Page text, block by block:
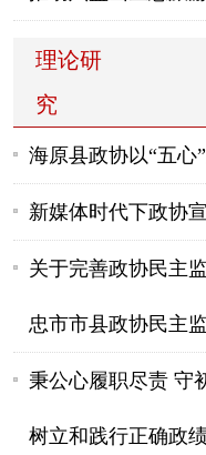
理论研
究
海原县政协以“五心
新媒体时代下政协
关于完善政协民主
忠市市县政协民主
秉公心履职尽责
树立和践行正确政